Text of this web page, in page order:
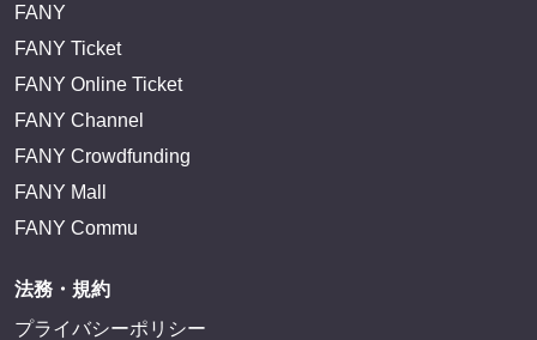
FANY
FANY Ticket
FANY Online Ticket
FANY Channel
FANY Crowdfunding
FANY Mall
FANY Commu
法務・規約
プライバシーポリシー